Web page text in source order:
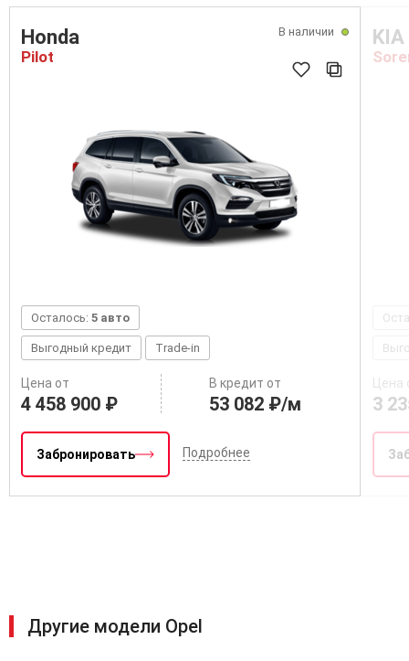
В наличии
Honda
Pilot
Осталось: 5 авто
Выгодный кредит Trade-in
Цена от
4 458 900 ₽
В кредит от
53 082 ₽/м
Забронировать Подробнее
KIA
Цена
3
Другие модели Opel